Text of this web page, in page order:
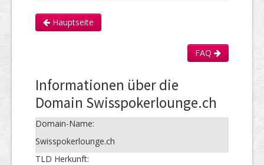
Hauptseite
FAQ
Informationen über die
Domain Swisspokerlounge.ch
Domain-Name:
Swisspokerlounge.ch
TLD Herkunft: